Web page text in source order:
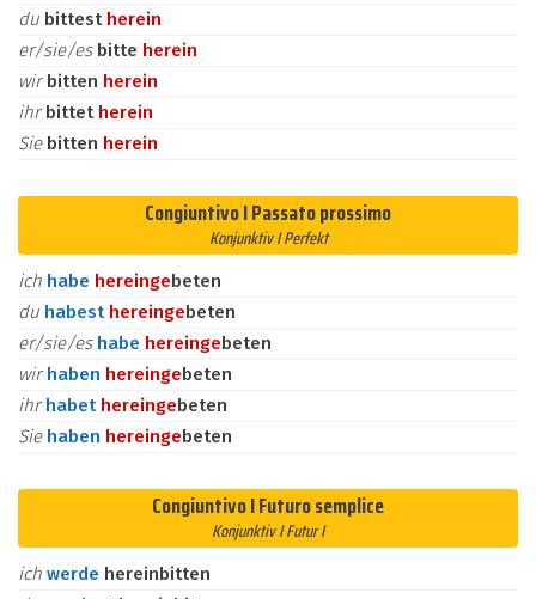
du bittest herein
er/sie/es bitte herein
wirbitten herein
ihrbittet herein
Sie bitten herein
Congiuntivo I Passato prossimo
Konjunktiv I Perfekt
ich habe hereingebeten
du habest hereingebeten
er/sie/es habe hereingebeten
wirhaben hereingebeten
ihrhabet hereingebeten
Sie haben hereingebeten
Congiuntivo I Futuro semplice
Konjunktiv I Futur I
ich werde hereinbitten